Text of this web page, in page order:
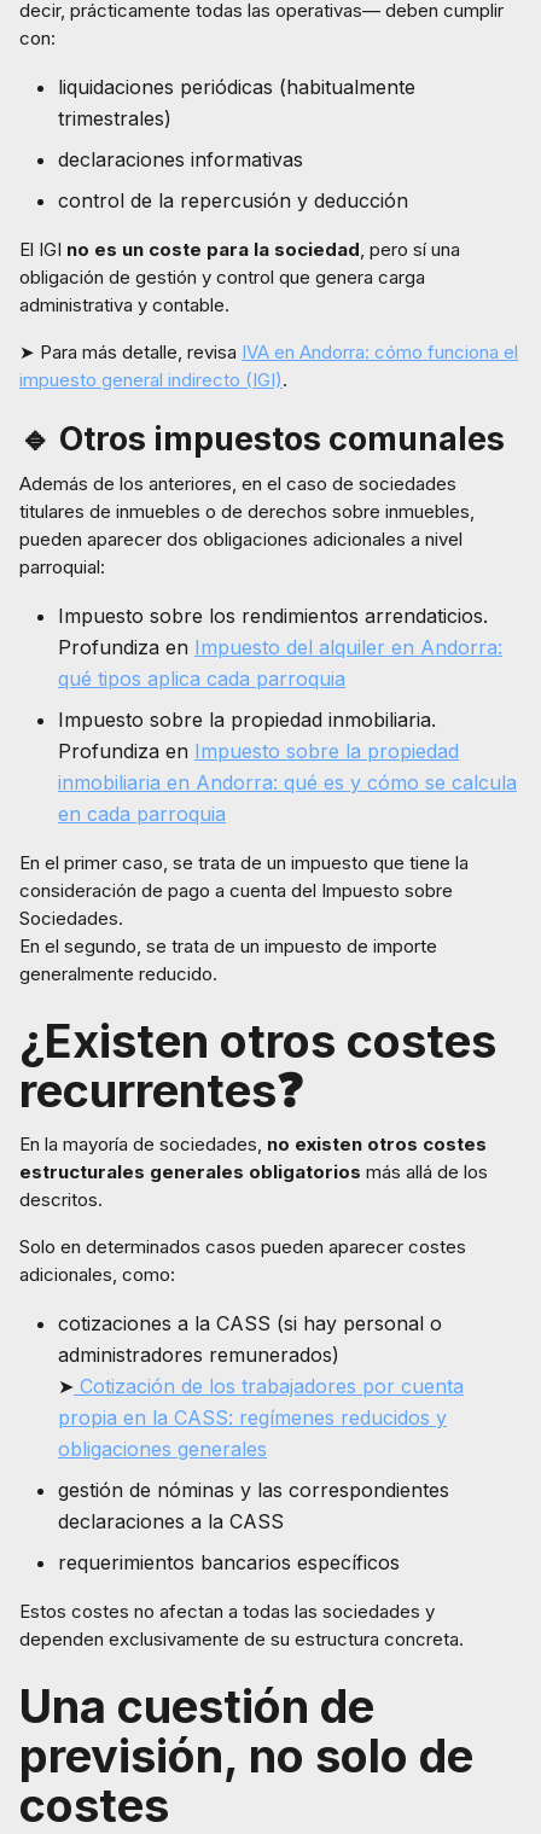
decir, prácticamente todas las operativas— deben cumplir
con:
liquidaciones periódicas (habitualmente
trimestrales)
declaraciones informativas
control de la repercusión y deducción
El IGI no es un coste para la sociedad, pero sí una
obligación de gestión y control que genera carga
administrativa y contable.
➤ Para más detalle, revisa IVA en Andorra: cómo funciona el
impuesto general indirecto (IGI).
🔹 Otros impuestos comunales
Además de los anteriores, en el caso de sociedades
titulares de inmuebles o de derechos sobre inmuebles,
pueden aparecer dos obligaciones adicionales a nivel
parroquial:
Impuesto sobre los rendimientos arrendaticios.
Profundiza en Impuesto del alquiler en Andorra:
qué tipos aplica cada parroquia
Impuesto sobre la propiedad inmobiliaria.
Profundiza en Impuesto sobre la propiedad
inmobiliaria en Andorra: qué es y cómo se calcula
en cada parroquia
En el primer caso, se trata de un impuesto que tiene la
consideración de pago a cuenta del Impuesto sobre
Sociedades.
En el segundo, se trata de un impuesto de importe
generalmente reducido.
¿Existen otros costes
recurrentes❓
En la mayoría de sociedades, no existen otros costes
estructurales generales obligatorios más allá de los
descritos.
Solo en determinados casos pueden aparecer costes
adicionales, como:
cotizaciones a la CASS (si hay personal o
administradores remunerados)
➤ Cotización de los trabajadores por cuenta
propia en la CASS: regímenes reducidos y
obligaciones generales
gestión de nóminas y las correspondientes
declaraciones a la CASS
requerimientos bancarios específicos
Estos costes no afectan a todas las sociedades y
dependen exclusivamente de su estructura concreta.
Una cuestión de
previsión, no solo de
costes